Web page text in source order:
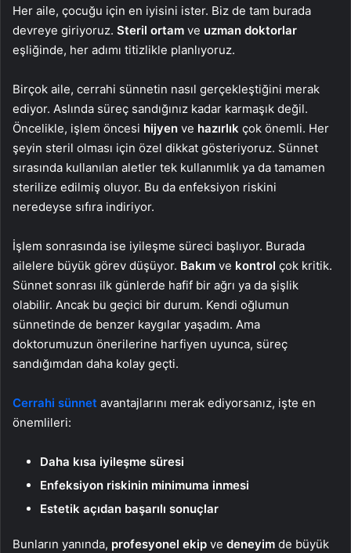
Her aile, çocuğu için en iyisini ister. Biz de tam burada
devreye giriyoruz. Steril ortam ve uzman doktorlar
eşliğinde, her adımı titizlikle planlıyoruz.
Birçok aile, cerrahi sünnetin nasıl gerçekleştiğini merak
ediyor. Aslında süreç sandığınız kadar karmaşık değil.
Öncelikle, işlem öncesi hijyen ve hazırlık çok önemli. Her
şeyin steril olması için özel dikkat gösteriyoruz. Sünnet
sırasında kullanılan aletler tek kullanımlık ya da tamamen
sterilize edilmiş oluyor. Bu da enfeksiyon riskini
neredeyse sıfıra indiriyor.
İşlem sonrasında ise iyileşme süreci başlıyor. Burada
ailelere büyük görev düşüyor. Bakım ve kontrol çok kritik.
Sünnet sonrası ilk günlerde hafif bir ağrı ya da şişlik
olabilir. Ancak bu geçici bir durum. Kendi oğlumun
sünnetinde de benzer kaygılar yaşadım. Ama
doktorumuzun önerilerine harfiyen uyunca, süreç
sandığımdan daha kolay geçti.
Cerrahi sünnet avantajlarını merak ediyorsanız, işte en
önemlileri:
Daha kısa iyileşme süresi
Enfeksiyon riskinin minimuma inmesi
Estetik açıdan başarılı sonuçlar
Bunların yanında, profesyonel ekip ve deneyim de büyük